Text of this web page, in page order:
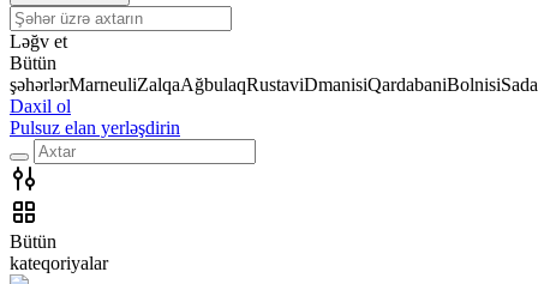
Ləğv et
Bütün
şəhərlərMarneuliZalqaAğbulaqRustaviDmanisiQardabaniBolnisi
Daxil ol
Pulsuz elan yerləşdirin
Bütün
kateqoriyalar